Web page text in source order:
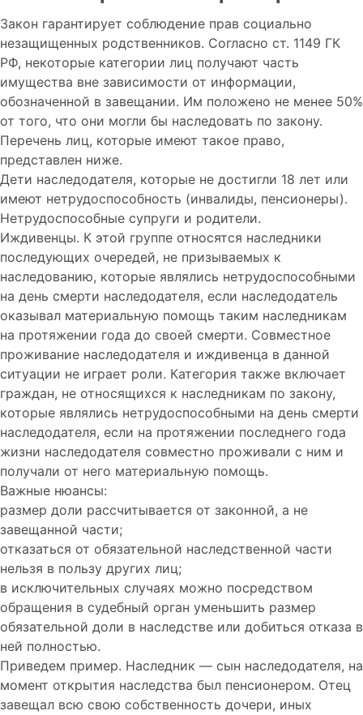
Закон гарантирует соблюдение прав социально
незащищенных родственников. Согласно ст. 1149 ГК
РФ, некоторые категории лиц получают часть
имущества вне зависимости от информации,
обозначенной в завещании. Им положено не менее 50%
от того, что они могли бы наследовать по закону.
Перечень лиц, которые имеют такое право,
представлен ниже.
Дети наследодателя, которые не достигли 18 лет или
имеют нетрудоспособность (инвалиды, пенсионеры).
Нетрудоспособные супруги и родители.
Иждивенцы. К этой группе относятся наследники
последующих очередей, не призываемых к
наследованию, которые являлись нетрудоспособными
на день смерти наследодателя, если наследодатель
оказывал материальную помощь таким наследникам
на протяжении года до своей смерти. Совместное
проживание наследодателя и иждивенца в данной
ситуации не играет роли. Категория также включает
граждан, не относящихся к наследникам по закону,
которые являлись нетрудоспособными на день смерти
наследодателя, если на протяжении последнего года
жизни наследодателя совместно проживали с ним и
получали от него материальную помощь.
Важные нюансы:
размер доли рассчитывается от законной, а не
завещанной части;
отказаться от обязательной наследственной части
нельзя в пользу других лиц;
в исключительных случаях можно посредством
обращения в судебный орган уменьшить размер
обязательной доли в наследстве или добиться отказа в
ней полностью.
Приведем пример. Наследник — сын наследодателя, на
момент открытия наследства был пенсионером. Отец
завещал всю свою собственность дочери, иных